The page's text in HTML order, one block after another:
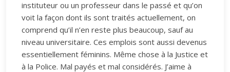
instituteur ou un professeur dans le passé et qu’on
voit la façon dont ils sont traités actuellement, on
comprend qu’il n’en reste plus beaucoup, sauf au
niveau universitaire. Ces emplois sont aussi devenus
essentiellement féminins. Même chose à la Justice et
à la Police. Mal payés et mal considérés. J’aime à